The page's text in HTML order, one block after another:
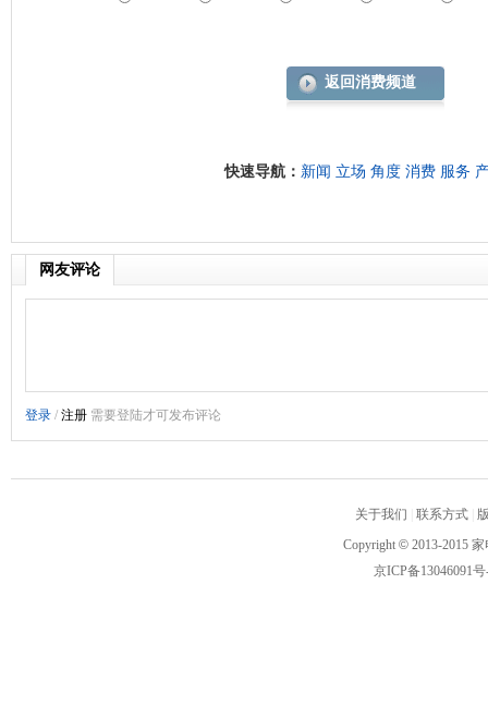
返回消费频道
快速导航： 新闻 立场 角度 消费 服务
网友评论
关于我们 联系方式
Copyright © 2013-2015
京ICP备13046091号